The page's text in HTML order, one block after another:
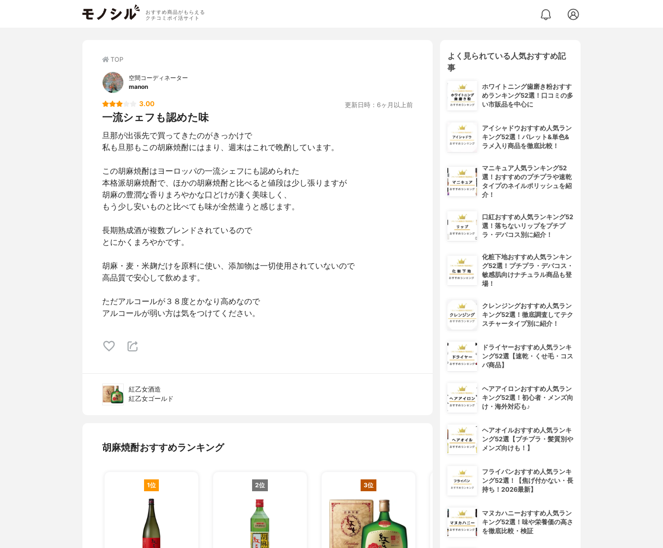
おすすめ商品がもらえる
クチコミポイ活サイト
TOP
空間コーディネーター
manon
3.00 更新日時：6ヶ月以上前
一流シェフも認めた味
旦那が出張先で買ってきたのがきっかけで
私も旦那もこの胡麻焼酎にはまり、週末はこれで晩酌しています。
この胡麻焼酎はヨーロッパの一流シェフにも認められた
本格派胡麻焼酎で、ほかの胡麻焼酎と比べると値段は少し張りますが
胡麻の豊潤な香りまろやかな口どけが凄く美味しく、
もう少し安いものと比べても味が全然違うと感じます。
長期熟成酒が複数ブレンドされているので
とにかくまろやかです。
胡麻・麦・米麹だけを原料に使い、添加物は一切使用されていないので
高品質で安心して飲めます。
ただアルコールが３８度とかなり高めなので
アルコールが弱い方は気をつけてください。
紅乙女酒造
紅乙女ゴールド
胡麻焼酎おすすめランキング
1位 2位 3位 4位
よく見られている人気おすすめ記
事
ホワイトニング歯磨き粉おすす
めランキング52選！口コミの多
い市販品を中心に
アイシャドウおすすめ人気ラン
キング52選！パレット&単色&
ラメ入り商品を徹底比較！
マニキュア人気ランキング52
選！おすすめのプチプラや速乾
タイプのネイルポリッシュを紹
介！
口紅おすすめ人気ランキング52
選！落ちないリップをプチプ
ラ・デパコス別に紹介！
化粧下地おすすめ人気ランキン
グ52選！プチプラ・デパコス・
敏感肌向けナチュラル商品も登
場！
クレンジングおすすめ人気ラン
キング52選！徹底調査してテク
スチャータイプ別に紹介！
ドライヤーおすすめ人気ランキ
ング52選【速乾・くせ毛・コス
パ商品】
ヘアアイロンおすすめ人気ラン
キング52選！初心者・メンズ向
け・海外対応も♪
ヘアオイルおすすめ人気ランキ
ング52選【プチプラ・髪質別や
メンズ向けも！】
フライパンおすすめ人気ランキ
ング52選！【焦げ付かない・長
持ち！2026最新】
マヌカハニーおすすめ人気ラン
キング52選！味や栄養価の高さ
を徹底比較・検証